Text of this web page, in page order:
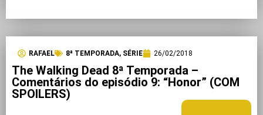
RAFAEL 8ª TEMPORADA, SÉRIE 26/02/2018
The Walking Dead 8ª Temporada –
Comentários do episódio 9: “Honor” (COM
SPOILERS)